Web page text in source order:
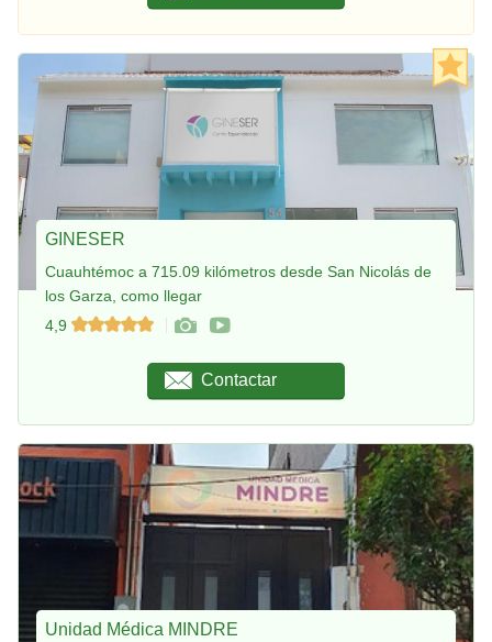
GINESER
Cuauhtémoc a 715.09 kilómetros desde San Nicolás de
los Garza, como llegar
4,9
Contactar
Unidad Médica MINDRE